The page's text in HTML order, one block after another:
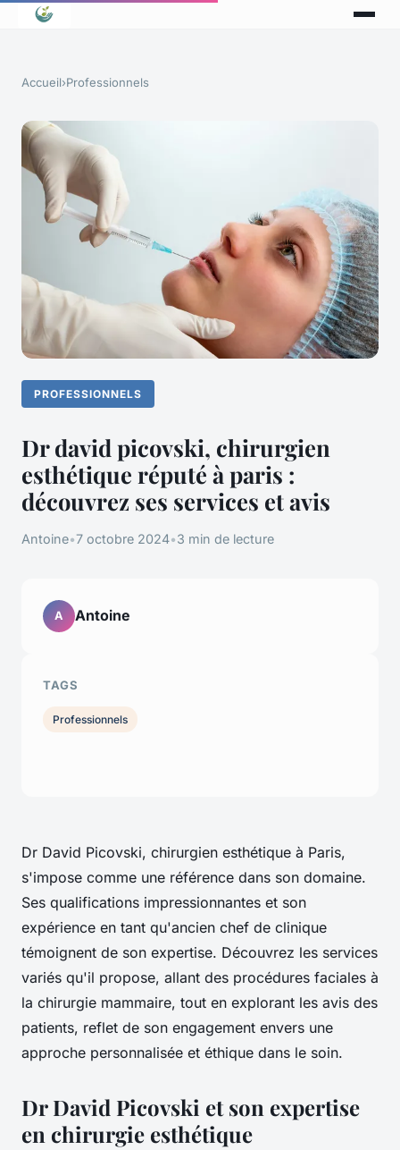
Accueil›Professionnels
PROFESSIONNELS
Dr david picovski, chirurgien
esthétique réputé à paris :
découvrez ses services et avis
Antoine•7 octobre 2024•3 min de lecture
Dr David Picovski, chirurgien esthétique à Paris,
s'impose comme une référence dans son domaine.
Ses qualifications impressionnantes et son
expérience en tant qu'ancien chef de clinique
témoignent de son expertise. Découvrez les services
variés qu'il propose, allant des procédures faciales à
la chirurgie mammaire, tout en explorant les avis des
patients, reflet de son engagement envers une
approche personnalisée et éthique dans le soin.
Dr David Picovski et son expertise
en chirurgie esthétique
A Antoine
TAGS
Professionnels